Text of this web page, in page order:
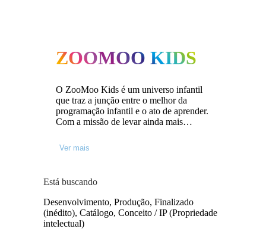
ZOOMOO KIDS
O ZooMoo Kids é um universo infantil
que traz a junção entre o melhor da
programação infantil e o ato de aprender.
Com a missão de levar ainda mais
nosso canal de TV apresenta uma
programação de qualidade e 100%
desenvolvimento da infância através de
grandes valores, como respeito, empatia
e amizade. Está disponível na Claro (613
- HD e 113 - SD), SKY (52 - SD),
VIVO (556 HD) e operadoras
Ver mais
Está buscando
Desenvolvimento, Produção, Finalizado
(inédito), Catálogo, Conceito / IP (Propriedade
intelectual)